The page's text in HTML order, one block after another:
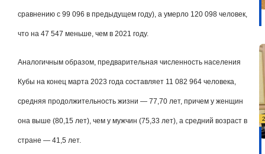
сравнению с 99 096 в предыдущем году), а умерло 120 098 человек,
что на 47 547 меньше, чем в 2021 году.
Аналогичным образом, предварительная численность населения
Кубы на конец марта 2023 года составляет 11 082 964 человека,
средняя продолжительность жизни — 77,70 лет, причем у женщин
она выше (80,15 лет), чем у мужчин (75,33 лет), а средний возраст в
стране — 41,5 лет.